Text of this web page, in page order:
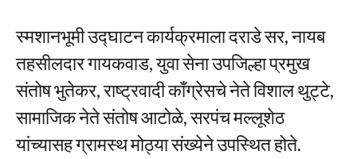
स्मशानभूमी उद्घाटन कार्यक्रमाला दराडे सर, नायब
तहसीलदार गायकवाड, युवा सेना उपजिल्हा प्रमुख
संतोष भुतेकर, राष्ट्रवादी काँग्रेसचे नेते विशाल थुट्टे,
सामाजिक नेते संतोष आटोळे, सरपंच मल्लूशेठ
यांच्यासह ग्रामस्थ मोठ्या संख्येने उपस्थित होते.